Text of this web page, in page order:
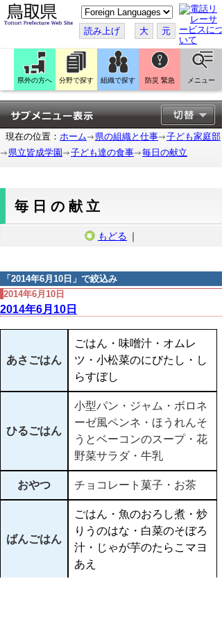
こ
の
ペ
ー
ジ
翻
訳
す
る
読み上げ 大 元
県外の方へ 分野で探す 組織で探す 防災 緊急 メニュー
現在の位置： ホーム 県の組織と仕事
子ども家庭部
県立皆成学園
子ども達の食事 毎日の献立
毎日の献立
もどる ｜
「 2014年6月10日 」で絞込み
2014年6月10日
2014年6月10日
あさごはん
ごはん・味噌汁・オムレ
ツ・小松菜のにびたし・し
らすぼし
ひるごはん
小型パン・ジャム・ボロネ
ーゼ風ペンネ・ほうれんそ
うとベーコンのスープ・花
野菜サラダ・牛乳
おやつ チョコレート菓子・お茶
ばんごはん
ごはん・魚のおろし煮・炒
りうのはな・白菜のそぼろ
汁・じゃが芋のたらこマヨ
あえ